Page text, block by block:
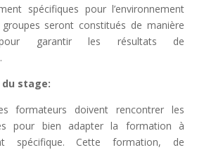
spécifiques pour l’environnement
seront constitués de manière
garantir les résultats de
stage:
formateurs doivent rencontrer les
pour bien adapter la formation à
spécifique. Cette formation, de